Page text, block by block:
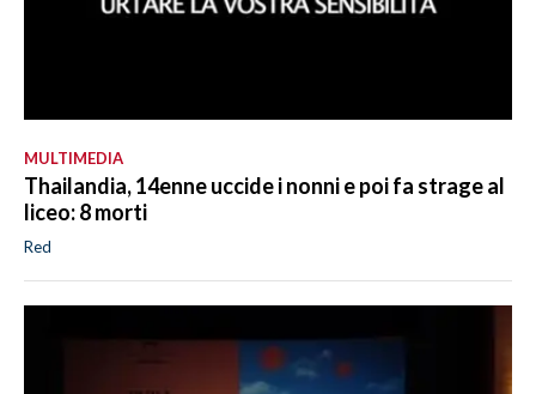
MULTIMEDIA
Thailandia, 14enne uccide i nonni e poi fa strage al
liceo: 8 morti
Red